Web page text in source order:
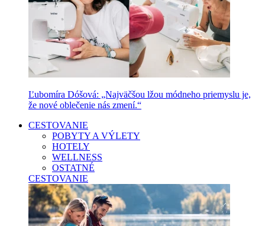
Ľubomíra Dóšová: „Najväčšou lžou módneho priemyslu je,
že nové oblečenie nás zmení.“
CESTOVANIE
POBYTY A VÝLETY
HOTELY
WELLNESS
OSTATNÉ
CESTOVANIE